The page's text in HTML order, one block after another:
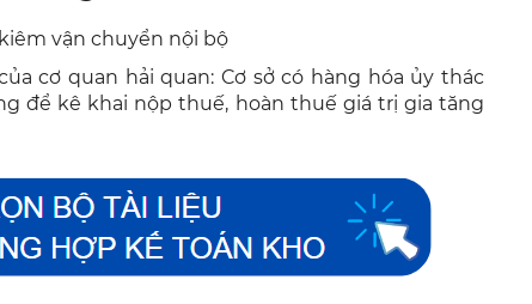
vận chuyển nội bộ
cơ quan hải quan: Cơ sở có hàng hóa ủy thác
để kê khai nộp thuế, hoàn thuế giá trị gia tăng